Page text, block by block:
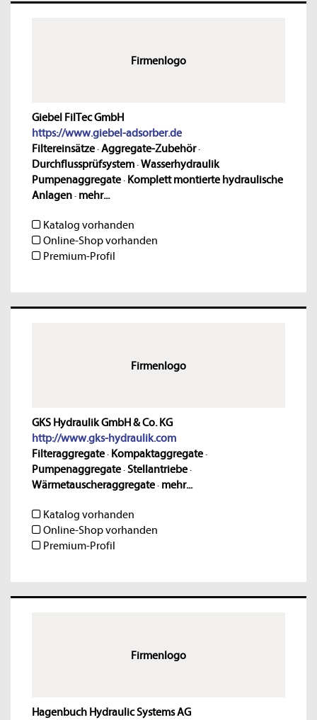
Firmenlogo
Giebel FilTec GmbH
https://www.giebel-adsorber.de
Filtereinsätze·Aggregate-Zubehör·
Durchflussprüfsystem·Wasserhydraulik
Pumpenaggregate· Komplett montierte hydraulische
Anlagen· mehr...
Katalog vorhanden
Online-Shop vorhanden
Premium-Profil
Firmenlogo
GKS Hydraulik GmbH & Co. KG
http://www.gks-hydraulik.com
Filteraggregate· Kompaktaggregate·
Pumpenaggregate·Stellantriebe·
Wärmetauscheraggregate· mehr...
Katalog vorhanden
Online-Shop vorhanden
Premium-Profil
Firmenlogo
Hagenbuch Hydraulic Systems AG